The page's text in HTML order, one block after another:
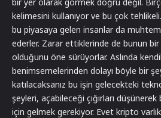
kelimesini kullanıyor ve bu çok
bu piyasaya gelen insanlar da
ederler. Zarar ettiklerinde de bunun bir
olduğunu öne sürüyorlar. Aslında
benimsemelerinden dolayı böyle bir
katılacaksanız bu işin gelecekteki
şeyleri, açabileceği çığırları
için gelmek gerekiyor. Evet kripto